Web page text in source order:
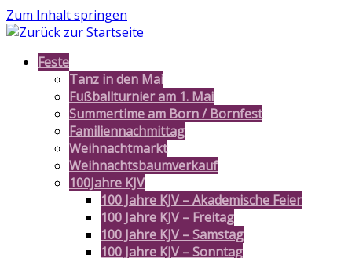
Zum Inhalt springen
Feste
Tanz in den Mai
Fußballturnier am 1. Mai
Summertime am Born / Bornfest
Familiennachmittag
Weihnachtmarkt
Weihnachtsbaumverkauf
100Jahre KJV
100 Jahre KJV – Akademische Feier
100 Jahre KJV – Freitag
100 Jahre KJV – Samstag
100 Jahre KJV – Sonntag